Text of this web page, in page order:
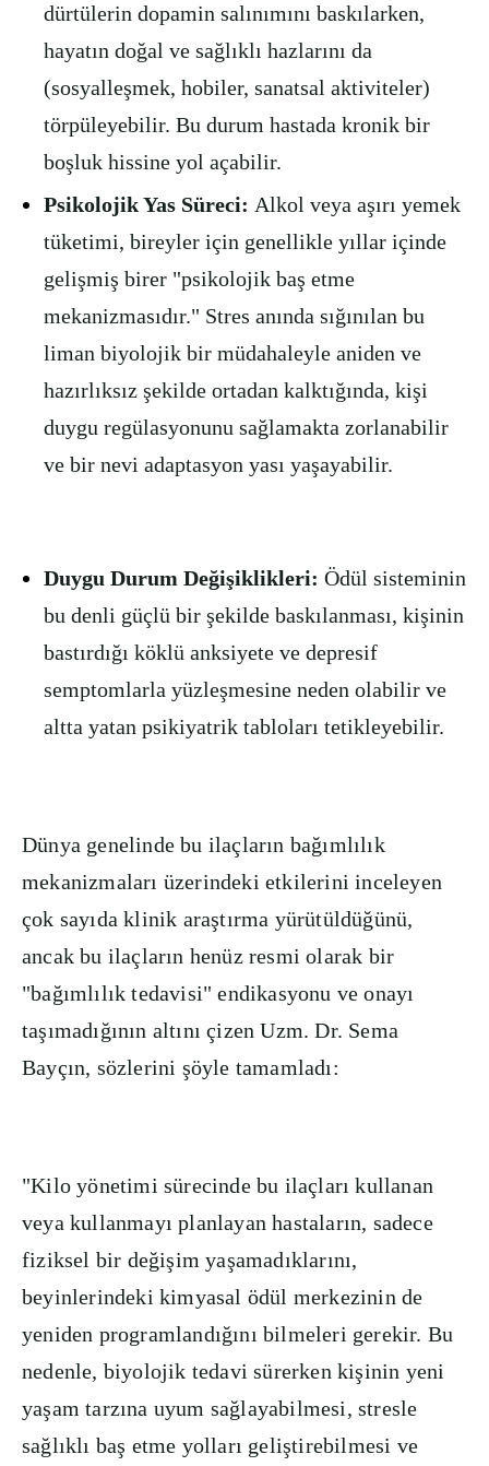
dürtülerin dopamin salınımını baskılarken,
hayatın doğal ve sağlıklı hazlarını da
(sosyalleşmek, hobiler, sanatsal aktiviteler)
törpüleyebilir. Bu durum hastada kronik bir
boşluk hissine yol açabilir.
Psikolojik Yas Süreci: Alkol veya aşırı yemek
tüketimi, bireyler için genellikle yıllar içinde
gelişmiş birer "psikolojik baş etme
mekanizmasıdır." Stres anında sığınılan bu
liman biyolojik bir müdahaleyle aniden ve
hazırlıksız şekilde ortadan kalktığında, kişi
duygu regülasyonunu sağlamakta zorlanabilir
ve bir nevi adaptasyon yası yaşayabilir.
Duygu Durum Değişiklikleri: Ödül sisteminin
bu denli güçlü bir şekilde baskılanması, kişinin
bastırdığı köklü anksiyete ve depresif
semptomlarla yüzleşmesine neden olabilir ve
altta yatan psikiyatrik tabloları tetikleyebilir.
Dünya genelinde bu ilaçların bağımlılık
mekanizmaları üzerindeki etkilerini inceleyen
çok sayıda klinik araştırma yürütüldüğünü,
ancak bu ilaçların henüz resmi olarak bir
"bağımlılık tedavisi" endikasyonu ve onayı
taşımadığının altını çizen Uzm. Dr. Sema
Bayçın, sözlerini şöyle tamamladı:
"Kilo yönetimi sürecinde bu ilaçları kullanan
veya kullanmayı planlayan hastaların, sadece
fiziksel bir değişim yaşamadıklarını,
beyinlerindeki kimyasal ödül merkezinin de
yeniden programlandığını bilmeleri gerekir. Bu
nedenle, biyolojik tedavi sürerken kişinin yeni
yaşam tarzına uyum sağlayabilmesi, stresle
sağlıklı baş etme yolları geliştirebilmesi ve